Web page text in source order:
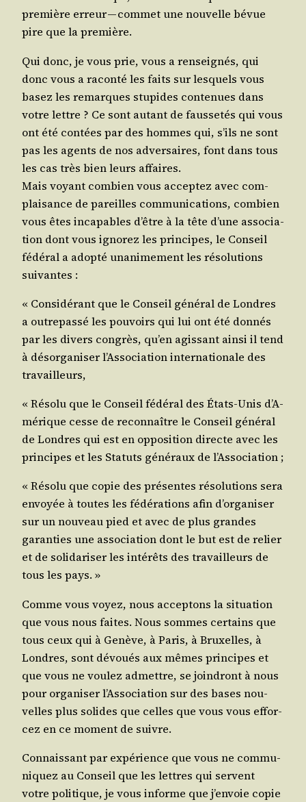
pre­mière erreur — com­met une nou­velle bévue
pire que la première.
Qui donc, je vous prie, vous a ren­sei­gnés, qui
donc vous a racon­té les faits sur les­quels vous
basez les remarques stu­pides conte­nues dans
votre lettre ? Ce sont autant de faus­se­tés qui vous
ont été contées par des hommes qui, s’ils ne sont
pas les agents de nos adver­saires, font dans tous
les cas très bien leurs affaires.
Mais voyant com­bien vous accep­tez avec com­
plai­sance de pareilles com­mu­ni­ca­tions, com­bien
vous êtes inca­pables d’être à la tête d’une asso­cia­
tion dont vous igno­rez les prin­cipes, le Conseil
fédé­ral a adop­té una­ni­me­ment les réso­lu­tions
suivantes :
« Consi­dé­rant que le Conseil géné­ral de Londres
a outre­pas­sé les pou­voirs qui lui ont été don­nés
par les divers congrès, qu’en agis­sant ain­si il tend
à désor­ga­ni­ser l’As­so­cia­tion inter­na­tio­nale des
travailleurs,
« Réso­lu que le Conseil fédé­ral des États-Unis d’A­
mé­rique cesse de recon­naître le Conseil géné­ral
de Londres qui est en oppo­si­tion directe avec les
prin­cipes et les Sta­tuts géné­raux de l’Association ;
« Réso­lu que copie des pré­sentes réso­lu­tions sera
envoyée à toutes les fédé­ra­tions afin d’or­ga­ni­ser
sur un nou­veau pied et avec de plus grandes
garan­ties une asso­cia­tion dont le but est de relier
et de soli­da­ri­ser les inté­rêts des tra­vailleurs de
tous les pays. »
Comme vous voyez, nous accep­tons la situa­tion
que vous nous faites. Nous sommes cer­tains que
tous ceux qui à Genève, à Paris, à Bruxelles, à
Londres, sont dévoués aux mêmes prin­cipes et
que vous ne vou­lez admettre, se join­dront à nous
pour orga­ni­ser l’As­so­cia­tion sur des bases nou­
velles plus solides que celles que vous vous effor­
cez en ce moment de suivre.
Connais­sant par expé­rience que vous ne com­mu­
ni­quez au Conseil que les lettres qui servent
votre poli­tique, je vous informe que j’en­voie copie